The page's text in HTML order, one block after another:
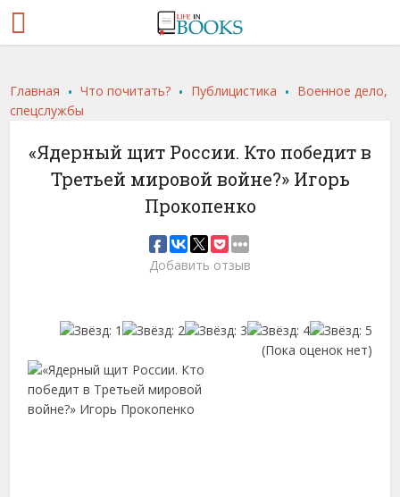
Главная .Что почитать? . Публицистика . Военное дело,
спецслужбы
«Ядерный щит России. Кто победит в
Третьей мировой войне?» Игорь
Прокопенко
Добавить отзыв
(Пока оценок нет)